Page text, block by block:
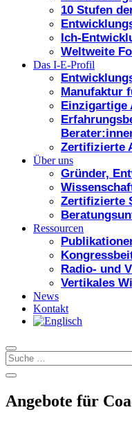
10 Stufen
Ich-
Weltweite
Das I-E-Profil
Manufaktur
Einzigartige
Zertifizierte
Über uns
Gründer,
Zertifizierte
Ressourcen
Radio- und
Vertikales
News
Kontakt
Angebote für